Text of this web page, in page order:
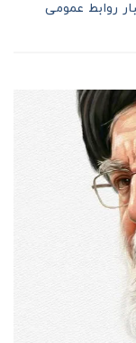
روابط عمومی